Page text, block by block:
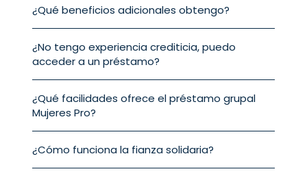
¿Qué beneficios adicionales obtengo?
¿No tengo experiencia crediticia, puedo
acceder a un préstamo?
⁠¿Qué facilidades ofrece el préstamo grupal
Mujeres Pro?
⁠¿Cómo funciona la fianza solidaria?